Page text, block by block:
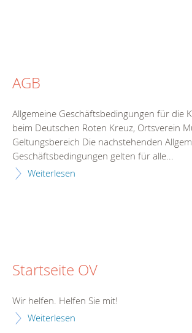
AGB
Allgemeine Geschäftsbedingungen für die
beim Deutschen Roten Kreuz, Ortsverein
Geltungsbereich Die nachstehenden
Geschäftsbedingungen gelten für alle...
Weiterlesen
Startseite OV
Wir helfen. Helfen Sie mit!
Weiterlesen